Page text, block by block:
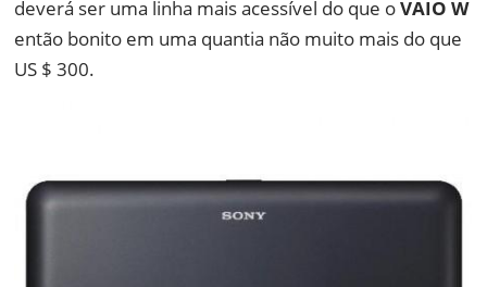
deverá ser uma linha mais acessível do que oVAIO W
então bonito em uma quantia não muito mais do que
US $ 300.